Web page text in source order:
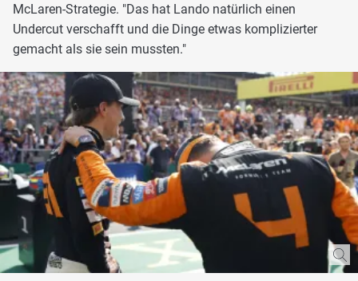
McLaren-Strategie. "Das hat Lando natürlich einen
Undercut verschafft und die Dinge etwas komplizierter
gemacht als sie sein mussten."